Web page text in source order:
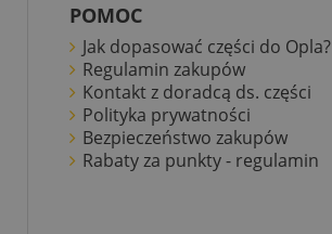
POMOC
Jak dopasować części do Opla?
Regulamin zakupów
Kontakt z doradcą ds. części
Polityka prywatności
Bezpieczeństwo zakupów
Rabaty za punkty - regulamin